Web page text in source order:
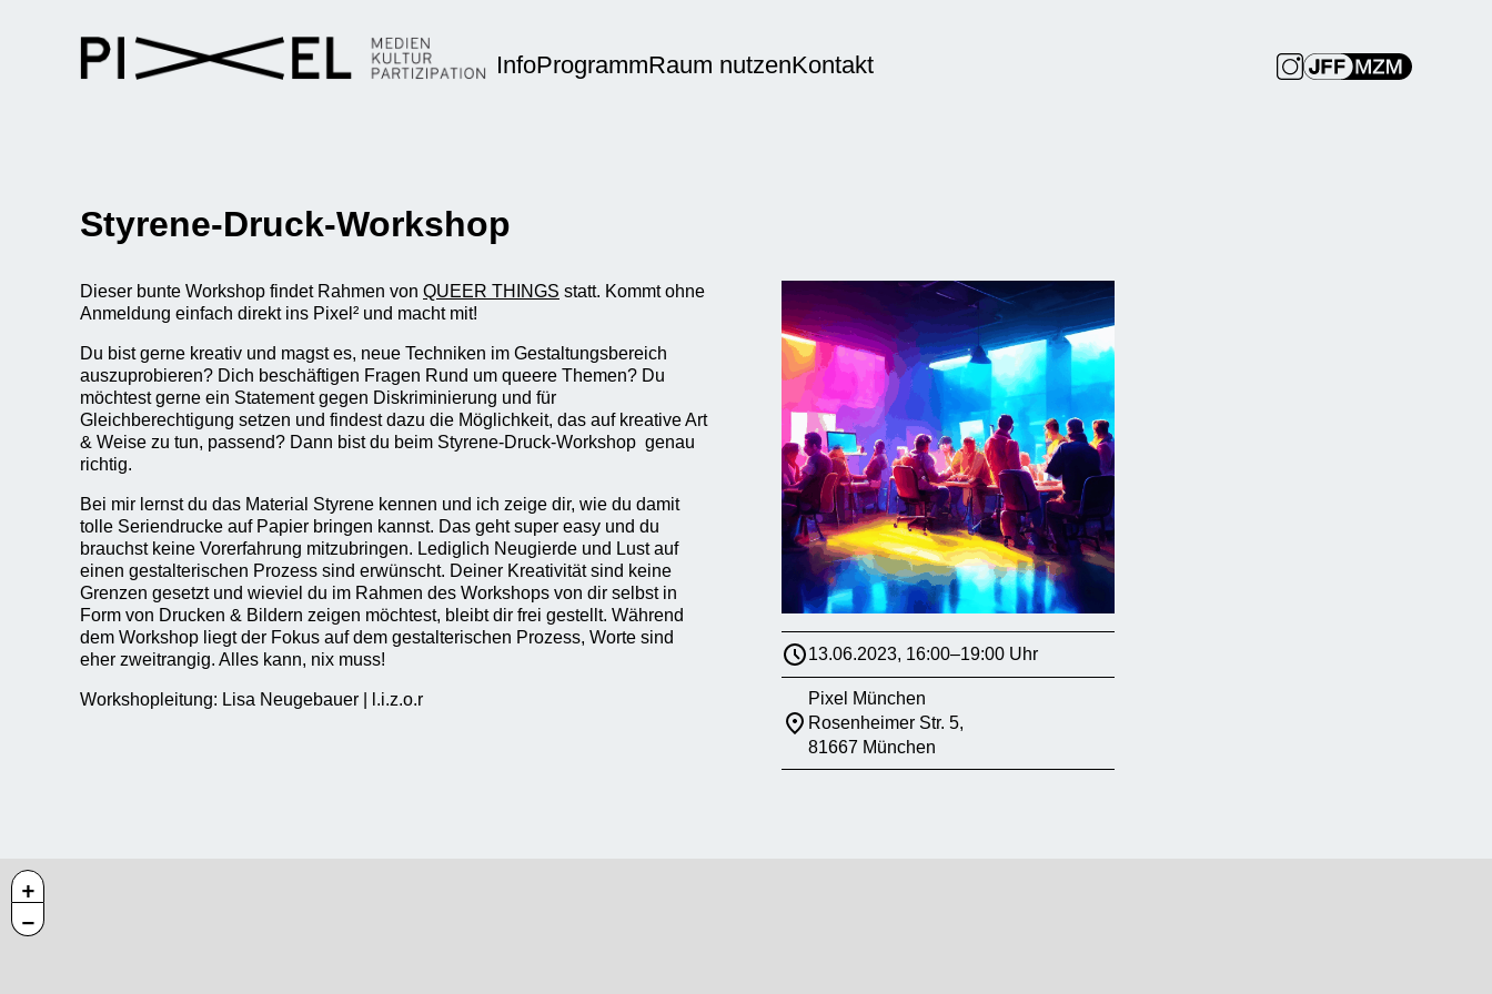
InfoProgrammRaum nutzenKontakt
Styrene-Druck-Workshop
Dieser bunte Workshop findet Rahmen von QUEER THINGS statt. Kommt ohne
Anmeldung einfach direkt ins Pixel² und macht mit!
Du bist gerne kreativ und magst es, neue Techniken im Gestaltungsbereich
auszuprobieren? Dich beschäftigen Fragen Rund um queere Themen? Du
möchtest gerne ein Statement gegen Diskriminierung und für
Gleichberechtigung setzen und findest dazu die Möglichkeit, das auf kreative Art
& Weise zu tun, passend? Dann bist du beim Styrene-Druck-Workshop genau
richtig.
Bei mir lernst du das Material Styrene kennen und ich zeige dir, wie du damit
tolle Seriendrucke auf Papier bringen kannst. Das geht super easy und du
brauchst keine Vorerfahrung mitzubringen. Lediglich Neugierde und Lust auf
einen gestalterischen Prozess sind erwünscht. Deiner Kreativität sind keine
Grenzen gesetzt und wieviel du im Rahmen des Workshops von dir selbst in
Form von Drucken & Bildern zeigen möchtest, bleibt dir frei gestellt. Während
dem Workshop liegt der Fokus auf dem gestalterischen Prozess, Worte sind
eher zweitrangig. Alles kann, nix muss!
Workshopleitung: Lisa Neugebauer | l.i.z.o.r
13.06.2023, 16:00–19:00 Uhr
Pixel München
Rosenheimer Str. 5,
81667 München
+
−